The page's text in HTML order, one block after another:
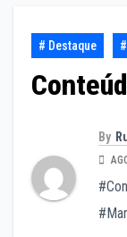
# Destaque
By